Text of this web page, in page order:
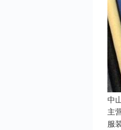
中
主
服